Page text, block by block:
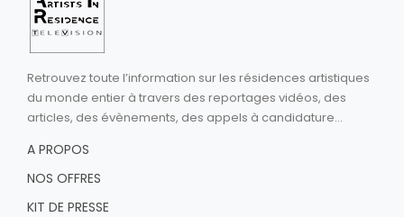
Retrouvez toute l’information sur les résidences artistiques
du monde entier à travers des reportages vidéos, des
articles, des évènements, des appels à candidature...
A PROPOS
NOS OFFRES
KIT DE PRESSE